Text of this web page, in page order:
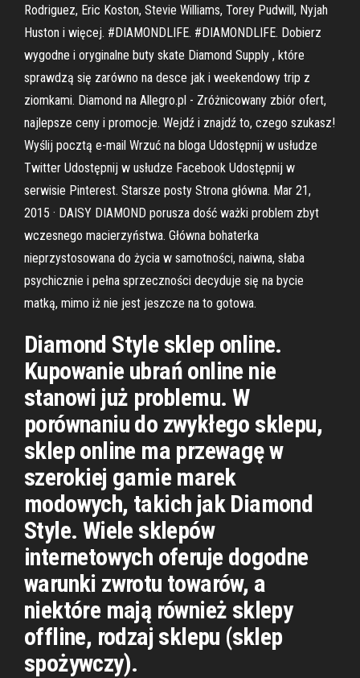
Rodriguez, Eric Koston, Stevie Williams, Torey Pudwill, Nyjah
Huston i więcej. #DIAMONDLIFE. #DIAMONDLIFE. Dobierz
wygodne i oryginalne buty skate Diamond Supply , które
sprawdzą się zarówno na desce jak i weekendowy trip z
ziomkami. Diamond na Allegro.pl - Zróżnicowany zbiór ofert,
najlepsze ceny i promocje. Wejdź i znajdź to, czego szukasz!
Wyślij pocztą e-mail Wrzuć na bloga Udostępnij w usłudze
Twitter Udostępnij w usłudze Facebook Udostępnij w
serwisie Pinterest. Starsze posty Strona główna. Mar 21,
2015 · DAISY DIAMOND porusza dość ważki problem zbyt
wczesnego macierzyństwa. Główna bohaterka
nieprzystosowana do życia w samotności, naiwna, słaba
psychicznie i pełna sprzeczności decyduje się na bycie
matką, mimo iż nie jest jeszcze na to gotowa.
Diamond Style sklep online.
Kupowanie ubrań online nie
stanowi już problemu. W
porównaniu do zwykłego sklepu,
sklep online ma przewagę w
szerokiej gamie marek
modowych, takich jak Diamond
Style. Wiele sklepów
internetowych oferuje dogodne
warunki zwrotu towarów, a
niektóre mają również sklepy
offline, rodzaj sklepu (sklep
spożywczy).